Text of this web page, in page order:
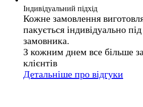
Індивідуальний підхід
Кожне замовлення
пакується індивідуально
замовника.
З кожним днем все більше
клієнтів
Детальніше про відгуки